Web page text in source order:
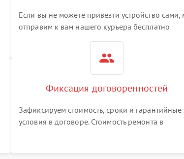
Если вы не можете привезти устройство сами,
отправим к вам нашего курьера бесплатно
Фиксация договоренностей
Зафиксируем стоимость, сроки и гарантийные
условия в договоре. Стоимость ремонта в